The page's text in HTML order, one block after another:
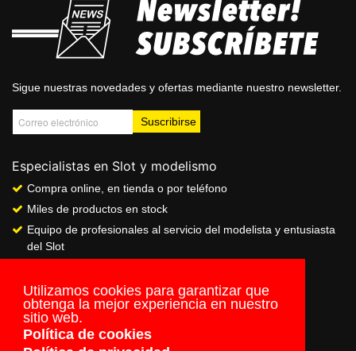
Utilizamos cookies para garantizar que
obtenga la mejor experiencia en nuestro
sitio web.
Política de cookies
Sigue nuestras novedades y ofertas mediante nuestro newsletter.
Especialistas en Slot y modelismo
Compra online, en tienda o por teléfono
Miles de productos en stock
Equipo de profesionales al servicio del modelista y entusiasta
del Slot
Servicio de pago seguro online
Envios a todo el mundo